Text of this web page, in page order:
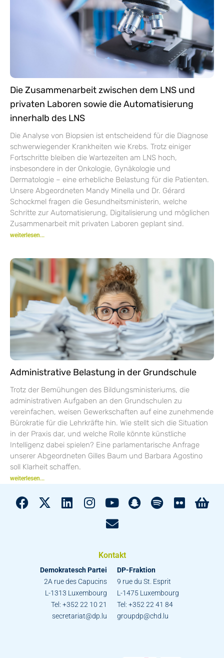
Die Zusammenarbeit zwischen dem LNS und
privaten Laboren sowie die Automatisierung
innerhalb des LNS
Die Analyse von Biopsien ist entscheidend für die Diagnose
schwerwiegender Krankheiten wie Krebs. Trotz einiger
Fortschritte bleiben die Wartezeiten am LNS hoch,
insbesondere in der Onkologie, Gynäkologie und
Dermatologie – eine erhebliche Belastung für die Patienten.
Unsere Abgeordneten Mandy Minella und Dr. Gérard
Schockmel fragen die Gesundheitsministerin, welche
Schritte zur Automatisierung, Digitalisierung und möglichen
Zusammenarbeit mit privaten Laboren geplant sind.
weiterlesen...
Administrative Belastung in der Grundschule
Trotz der Bemühungen des Bildungsministeriums, die
administrativen Aufgaben an den Grundschulen zu
vereinfachen, weisen Gewerkschaften auf eine zunehmende
Bürokratie für die Lehrkräfte hin. Wie stellt sich die Situation
in der Praxis dar, und welche Rolle könnte künstliche
Intelligenz dabei spielen? Eine parlamentarische Anfrage
unserer Abgeordneten Gilles Baum und Barbara Agostino
soll Klarheit schaffen.
weiterlesen...
Kontakt
Demokratesch Partei
2A rue des Capucins
L-1313 Luxembourg
Tel: +352 22 10 21
secretariat@dp.lu
DP-Fraktion
9 rue du St. Esprit
L-1475 Luxembourg
Tel: +352 22 41 84
groupdp@chd.lu